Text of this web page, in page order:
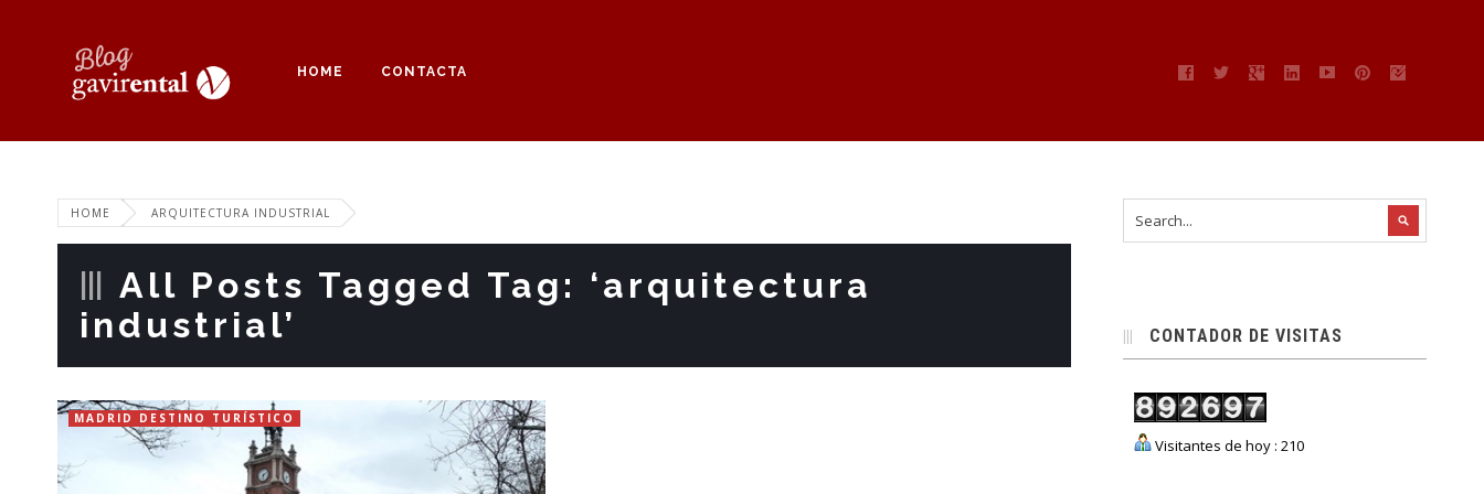
HOME CONTACTA
HOME ARQUITECTURA INDUSTRIAL
All Posts Tagged Tag: ‘arquitectura
industrial’
MADRID DESTINO TURÍSTICO
CONTADOR DE VISITAS
Visitantes de hoy : 210